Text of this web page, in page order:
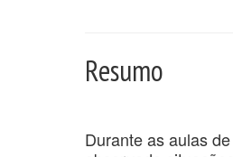
Resumo
Durante as aulas